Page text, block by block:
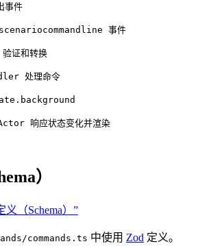
事件
事件
证和转换
处理命令
响应状态变化并渲染
）
义（Schema）”
commands.ts 中使用 Zod 定义。